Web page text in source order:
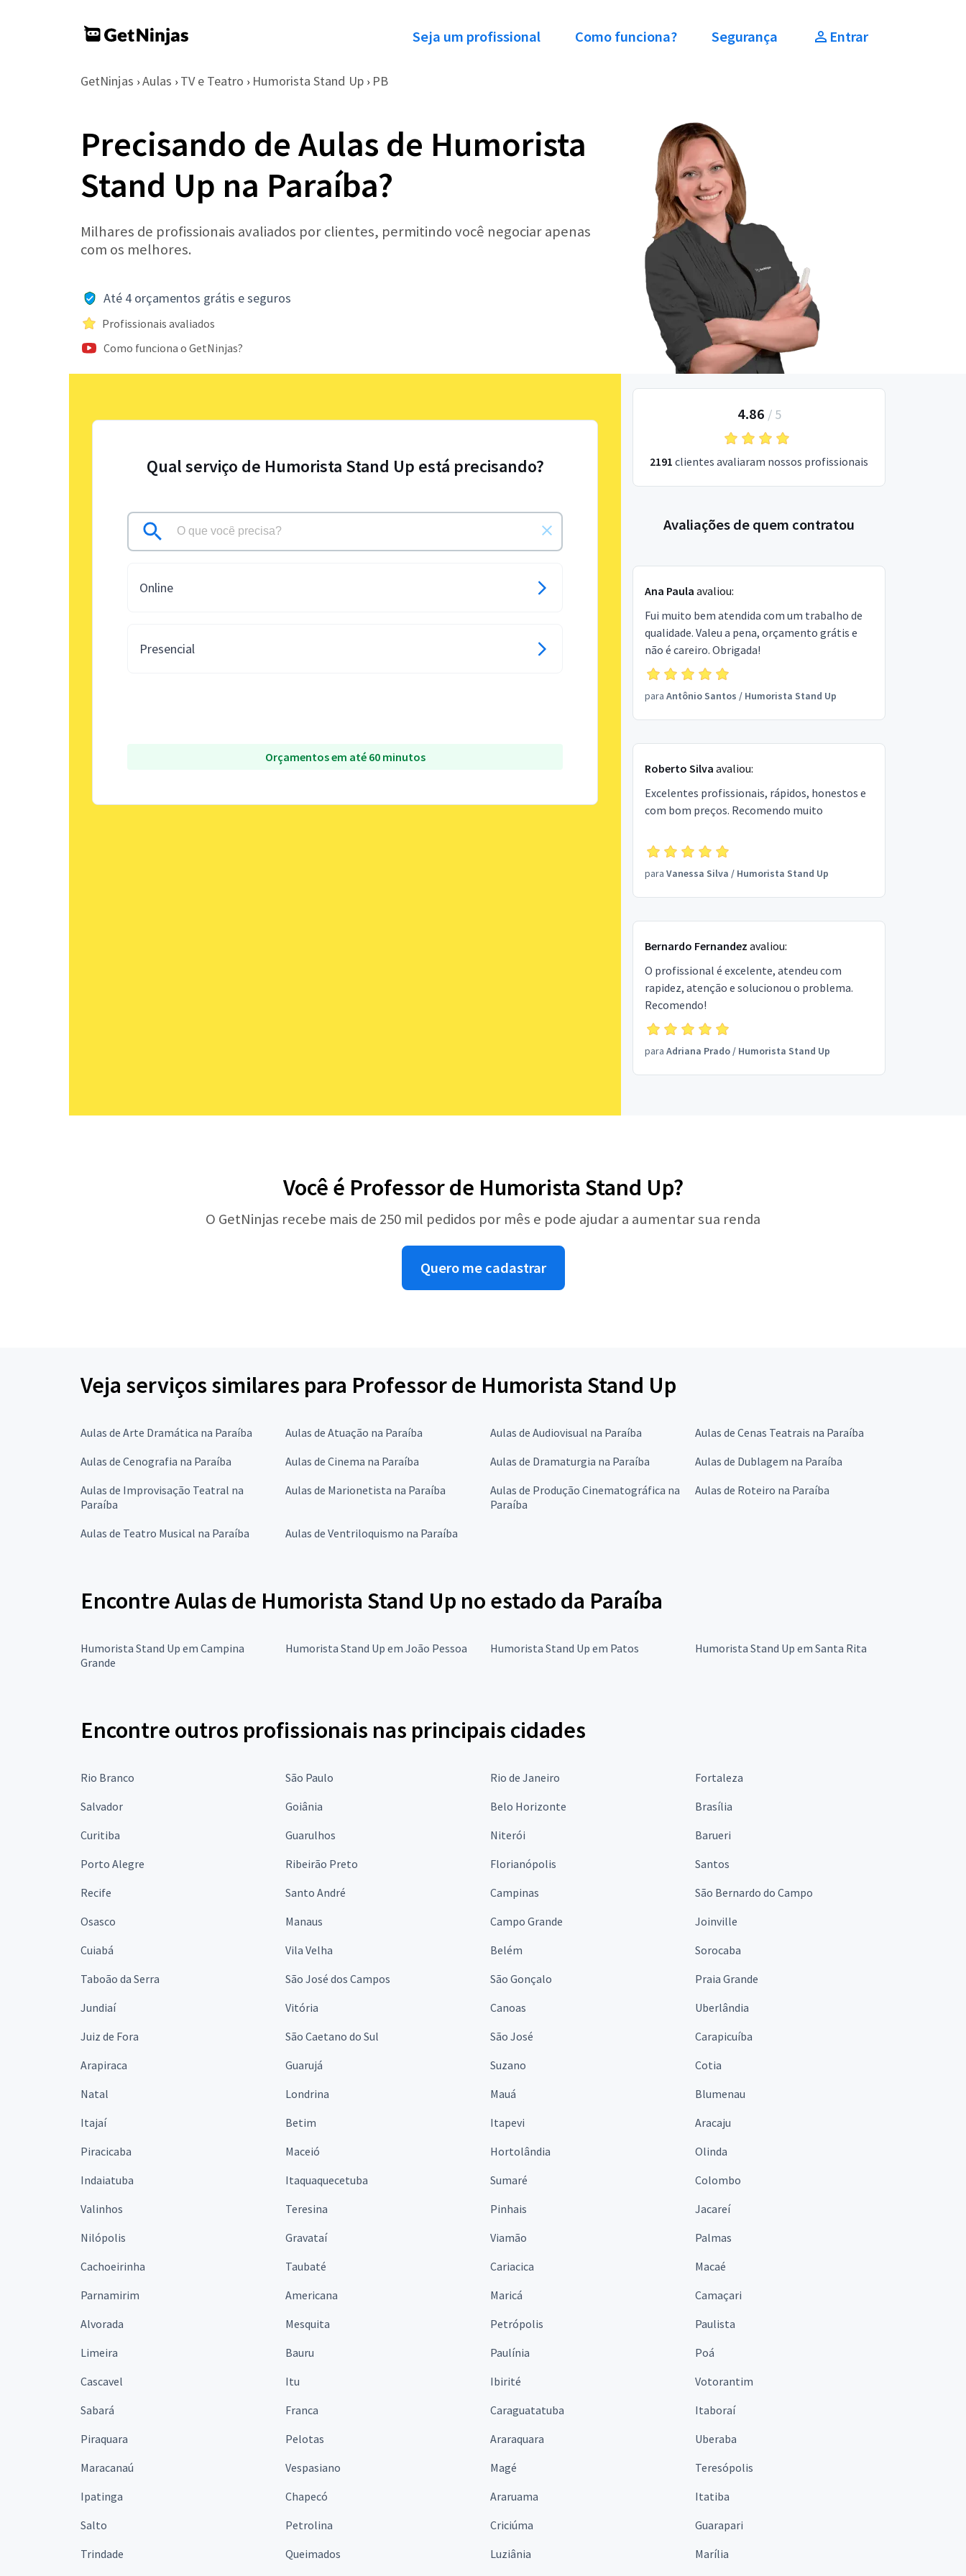
Seja um profissional Como funciona? Segurança Entrar
GetNinjas › Aulas › TV e Teatro › Humorista Stand Up › PB
Precisando de Aulas de Humorista
Stand Up na Paraíba?
Milhares de profissionais avaliados por clientes, permitindo você negociar apenas
com os melhores.
Até 4 orçamentos grátis e seguros
Profissionais avaliados
Como funciona o GetNinjas?
Qual serviço de Humorista Stand Up está precisando?
Online
Presencial
Orçamentos em até 60 minutos
4.86 / 5
2191 clientes avaliaram nossos profissionais
Avaliações de quem contratou
Ana Paula avaliou:
Fui muito bem atendida com um trabalho de
qualidade. Valeu a pena, orçamento grátis e
não é careiro. Obrigada!
para Antônio Santos / Humorista Stand Up
Roberto Silva avaliou:
Excelentes profissionais, rápidos, honestos e
com bom preços. Recomendo muito
para Vanessa Silva / Humorista Stand Up
Bernardo Fernandez avaliou:
O profissional é excelente, atendeu com
rapidez, atenção e solucionou o problema.
Recomendo!
para Adriana Prado/ Humorista Stand Up
Você é Professor de Humorista Stand Up?
O GetNinjas recebe mais de 250 mil pedidos por mês e pode ajudar a aumentar sua renda
Quero me cadastrar
Veja serviços similares para Professor de Humorista Stand Up
Aulas de Arte Dramática na Paraíba Aulas de Atuação na Paraíba Aulas de Audiovisual na Paraíba
Aulas de Cenas Teatrais na Paraíba
Aulas de Cenografia na Paraíba
Aulas de Cinema na Paraíba Aulas de Dramaturgia na Paraíba
Aulas de Dublagem na Paraíba
Aulas de Improvisação Teatral na
Paraíba
Aulas de Marionetista na Paraíba
Aulas de Produção Cinematográfica na
Paraíba
Aulas de Roteiro na Paraíba
Aulas de Teatro Musical na Paraíba Aulas de Ventriloquismo na Paraíba
Encontre Aulas de Humorista Stand Up no estado da Paraíba
Humorista Stand Up em Campina
Grande
Humorista Stand Up em João Pessoa Humorista Stand Up em Patos Humorista Stand Up em Santa Rita
Encontre outros profissionais nas principais cidades
Rio Branco São Paulo Rio de Janeiro
Fortaleza
Salvador
Goiânia Belo Horizonte
Brasília
Curitiba
Guarulhos Niterói
Barueri
Porto Alegre
Ribeirão Preto Florianópolis
Santos
Recife
Santo André Campinas
São Bernardo do Campo
Osasco
Manaus Campo Grande
Joinville
Cuiabá
Vila Velha Belém
Sorocaba
Taboão da Serra
São José dos Campos São Gonçalo
Praia Grande
Jundiaí
Vitória Canoas
Uberlândia
Juiz de Fora
São Caetano do Sul São José
Carapicuíba
Arapiraca
Guarujá Suzano
Cotia
Natal
Londrina Mauá
Blumenau
Itajaí
Betim Itapevi
Aracaju
Piracicaba
Maceió Hortolândia
Olinda
Indaiatuba
Itaquaquecetuba Sumaré
Colombo
Valinhos
Teresina Pinhais
Jacareí
Nilópolis
Gravataí Viamão
Palmas
Cachoeirinha
Taubaté Cariacica
Macaé
Parnamirim
Americana Maricá
Camaçari
Alvorada
Mesquita Petrópolis
Paulista
Limeira
Bauru Paulínia
Poá
Cascavel
Itu Ibirité
Votorantim
Sabará
Franca Caraguatatuba
Itaboraí
Piraquara
Pelotas Araraquara
Uberaba
Maracanaú
Vespasiano Magé
Teresópolis
Ipatinga
Chapecó Araruama
Itatiba
Salto
Petrolina Criciúma
Guarapari
Trindade
Queimados Luziânia
Marília